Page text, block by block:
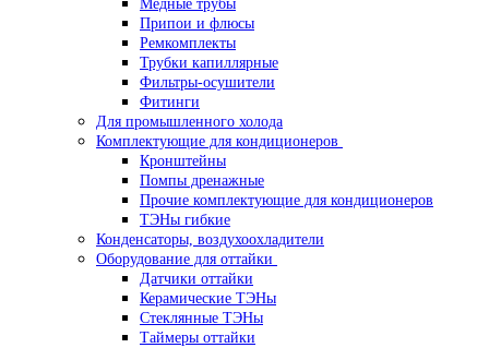
Медные трубы
Припои и флюсы
Ремкомплекты
Трубки капиллярные
Фильтры-осушители
Фитинги
Для промышленного холода
Комплектующие для кондиционеров
Кронштейны
Помпы дренажные
Прочие комплектующие для кондиционеров
ТЭНы гибкие
Конденсаторы, воздухоохладители
Оборудование для оттайки
Датчики оттайки
Керамические ТЭНы
Стеклянные ТЭНы
Таймеры оттайки